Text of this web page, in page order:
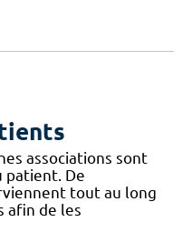
associations sont
patient. De
tout au long
afin de les